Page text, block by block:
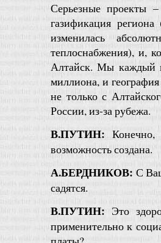
Серьезные проекты
газификация
изменилась
теплоснабжения), и,
Алтайск. Мы каждый
миллиона, и
не только с
России, из-за рубежа.
В.ПУТИН: Конечно,
возможность создана.
А.БЕРДНИКОВ:С
садятся.
В.ПУТИН: Это
применительно к